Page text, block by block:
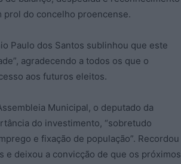
prol do concelho proencense.
Paulo dos Santos sublinhou que este
agradecendo a todos os que o
aos futuros eleitos.
Municipal, o deputado da
do investimento, “sobretudo
e fixação de população”. Recordou
deixou a convicção de que os próximos